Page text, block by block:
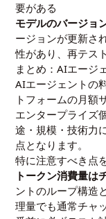
要がある
モデルのバージョ
ージョンが更新さ
性があり、再テス
まとめ：AIエージ
AIエージェントの
トフォームの月額
エンタープライズ
途・規模・技術力
点となります。
特に注意すべき点
トークン消費量は
ントのループ構造
理量でも通常チャ